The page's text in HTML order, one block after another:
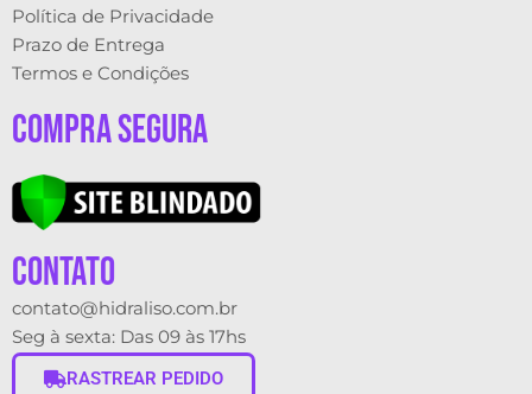
Política de Privacidade
Prazo de Entrega
Termos e Condições
Compra Segura
contato
contato@hidraliso.com.br
Seg à sexta: Das 09 às 17hs
RASTREAR PEDIDO